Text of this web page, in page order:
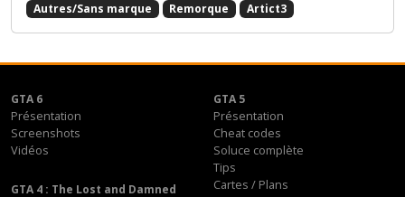
Autres/Sans marque
Remorque Artict3
GTA 6
Présentation
Screenshots
Vidéos
GTA 5
Présentation
Cheat codes
Soluce complète
Tips
Cartes / Plans
GTA 4 : The Lost and Damned